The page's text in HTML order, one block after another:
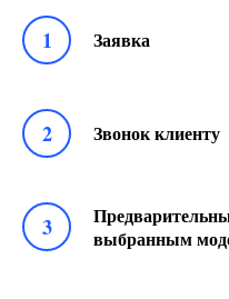
1 Заявка
2 Звонок клиенту
3
выбранным